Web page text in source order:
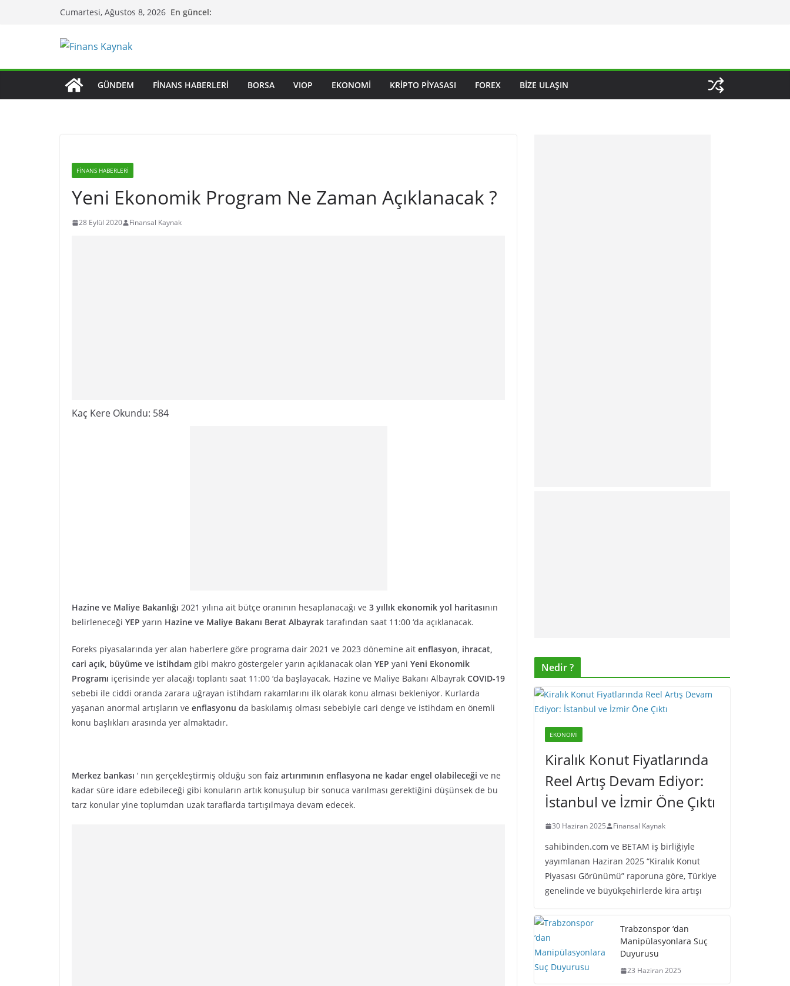
Cumartesi, Ağustos 8, 2026 En güncel:
GÜNDEM FINANS HABERLERI BORSA VIOP EKONOMI KRIPTO PIYASASI FOREX BIZE ULAŞIN
FINANS HABERLERI
Yeni Ekonomik Program Ne Zaman Açıklanacak ?
28 Eylül 2020 Finansal Kaynak
Kaç Kere Okundu: 584
Hazine ve Maliye Bakanlığı 2021 yılına ait bütçe oranının hesaplanacağı ve 3 yıllık ekonomik yol haritasının
belirleneceği YEP yarın Hazine ve Maliye Bakanı Berat Albayrak tarafından saat 11:00 ‘da açıklanacak.
Foreks piyasalarında yer alan haberlere göre programa dair 2021 ve 2023 dönemine ait enflasyon, ihracat,
cari açık, büyüme ve istihdam gibi makro göstergeler yarın açıklanacak olan YEP yani Yeni Ekonomik
Programı içerisinde yer alacağı toplantı saat 11:00 ‘da başlayacak. Hazine ve Maliye Bakanı Albayrak COVID-19
sebebi ile ciddi oranda zarara uğrayan istihdam rakamlarını ilk olarak konu alması bekleniyor. Kurlarda
yaşanan anormal artışların ve enflasyonu da baskılamış olması sebebiyle cari denge ve istihdam en önemli
konu başlıkları arasında yer almaktadır.
Merkez bankası ‘ nın gerçekleştirmiş olduğu son faiz artırımının enflasyona ne kadar engel olabileceği ve ne
kadar süre idare edebileceği gibi konuların artık konuşulup bir sonuca varılması gerektiğini düşünsek de bu
tarz konular yine toplumdan uzak taraflarda tartışılmaya devam edecek.
Nedir ?
EKONOMI
Kiralık Konut Fiyatlarında
Reel Artış Devam Ediyor:
İstanbul ve İzmir Öne Çıktı
30 Haziran 2025 Finansal Kaynak
sahibinden.com ve BETAM iş birliğiyle
yayımlanan Haziran 2025 “Kiralık Konut
Piyasası Görünümü” raporuna göre, Türkiye
genelinde ve büyükşehirlerde kira artışı
Trabzonspor ‘dan
Manipülasyonlara Suç
Duyurusu
23 Haziran 2025